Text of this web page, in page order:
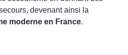
devenant ainsi la
moderne en France.